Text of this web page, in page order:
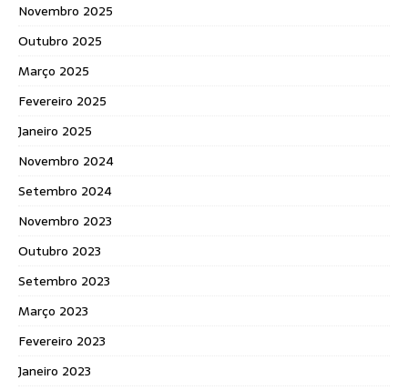
Novembro 2025
Outubro 2025
Março 2025
Fevereiro 2025
Janeiro 2025
Novembro 2024
Setembro 2024
Novembro 2023
Outubro 2023
Setembro 2023
Março 2023
Fevereiro 2023
Janeiro 2023